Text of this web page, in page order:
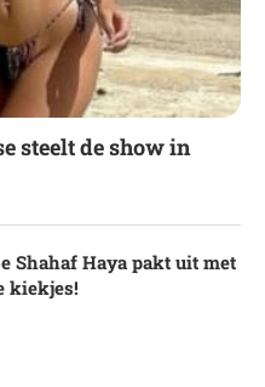
steelt de show in
Shahaf Haya pakt uit met
kiekjes!